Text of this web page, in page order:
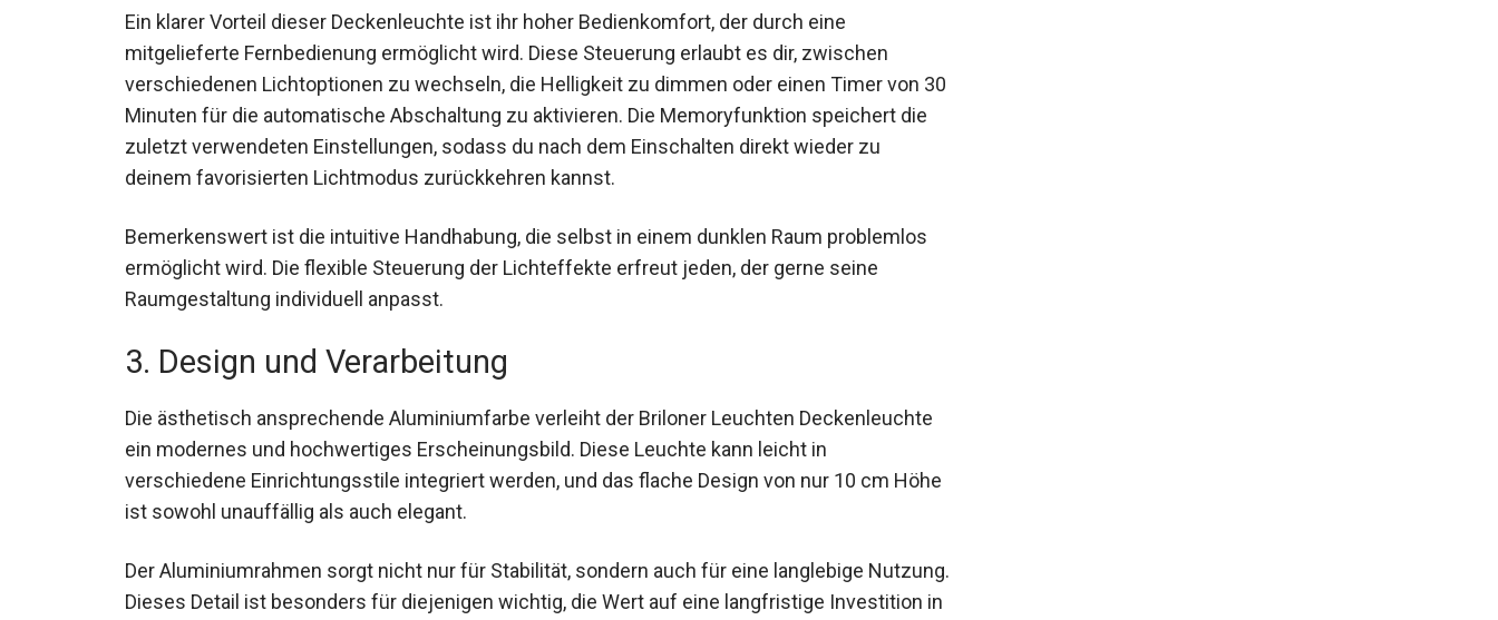
Ein klarer Vorteil dieser Deckenleuchte ist ihr hoher Bedienkomfort, der durch eine
mitgelieferte Fernbedienung ermöglicht wird. Diese Steuerung erlaubt es dir, zwischen
verschiedenen Lichtoptionen zu wechseln, die Helligkeit zu dimmen oder einen Timer von 30
Minuten für die automatische Abschaltung zu aktivieren. Die Memoryfunktion speichert die
zuletzt verwendeten Einstellungen, sodass du nach dem Einschalten direkt wieder zu
deinem favorisierten Lichtmodus zurückkehren kannst.
Bemerkenswert ist die intuitive Handhabung, die selbst in einem dunklen Raum problemlos
ermöglicht wird. Die flexible Steuerung der Lichteffekte erfreut jeden, der gerne seine
Raumgestaltung individuell anpasst.
3. Design und Verarbeitung
Die ästhetisch ansprechende Aluminiumfarbe verleiht der Briloner Leuchten Deckenleuchte
ein modernes und hochwertiges Erscheinungsbild. Diese Leuchte kann leicht in
verschiedene Einrichtungsstile integriert werden, und das flache Design von nur 10 cm Höhe
ist sowohl unauffällig als auch elegant.
Der Aluminiumrahmen sorgt nicht nur für Stabilität, sondern auch für eine langlebige Nutzung.
Dieses Detail ist besonders für diejenigen wichtig, die Wert auf eine langfristige Investition in